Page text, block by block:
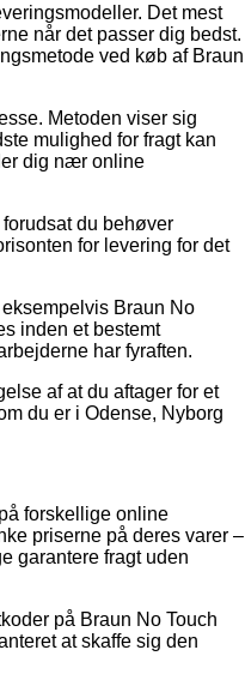
Det mest
når det passer dig bedst.
ved køb af Braun
Metoden viser sig
mulighed for fragt kan
dig nær online
du behøver
for levering for det
Braun No
inden et bestemt
har fyraften.
af at du aftager for et
du er i Odense, Nyborg
forskellige online
priserne på deres varer –
garantere fragt uden
på Braun No Touch
at skaffe sig den